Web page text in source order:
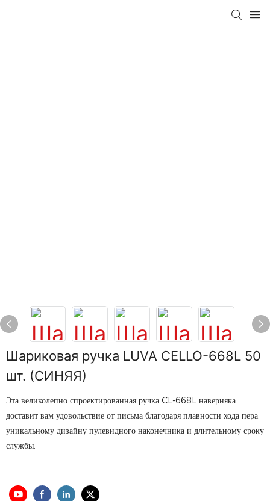
Шариковая ручка LUVA CELLO-668L 50
шт. (СИНЯЯ)
Эта великолепно спроектированная ручка CL-668L наверняка
доставит вам удовольствие от письма благодаря плавности хода пера,
уникальному дизайну пулевидного наконечника и длительному сроку
службы.